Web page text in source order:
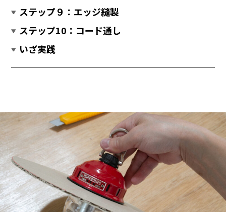
ステップ９：エッジ縫製
ステップ10：コード通し
いざ実践